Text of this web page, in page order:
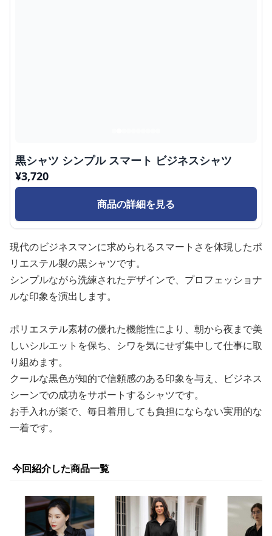
黒シャツ シンプル スマート ビジネスシャツ
¥3,720
商品の詳細を見る
現代のビジネスマンに求められるスマートさを体現したポ
リエステル製の黒シャツです。
シンプルながら洗練されたデザインで、プロフェッショナ
ルな印象を演出します。
ポリエステル素材の優れた機能性により、朝から夜まで美
しいシルエットを保ち、シワを気にせず集中して仕事に取
り組めます。
クールな黒色が知的で信頼感のある印象を与え、ビジネス
シーンでの成功をサポートするシャツです。
お手入れが楽で、毎日着用しても負担にならない実用的な
一着です。
今回紹介した商品一覧